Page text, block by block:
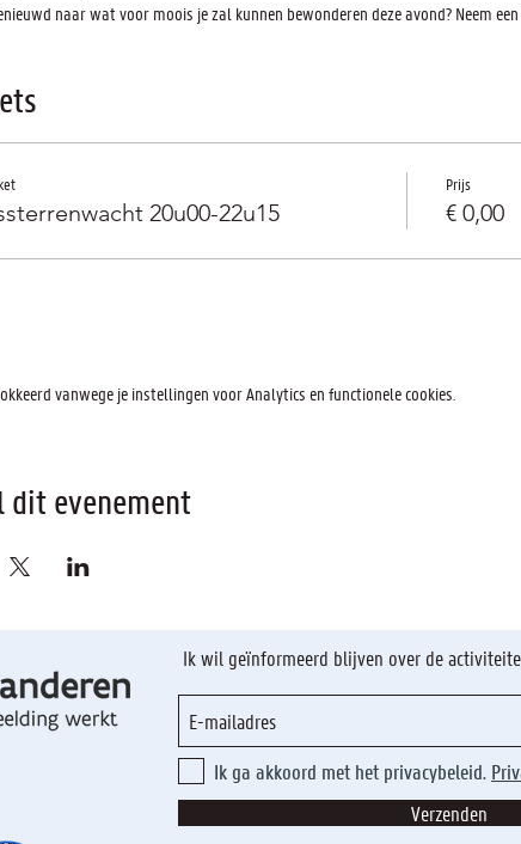
naar wat voor moois je zal kunnen bewonderen deze avond? Neem
20u00-22u15
Prijs
€ 0,00
vanwege je instellingen voor Analytics en functionele cookies.
dit evenement
Ik wil geïnformeerd blijven over de
Ik ga akkoord met het privacybeleid.
Verzenden